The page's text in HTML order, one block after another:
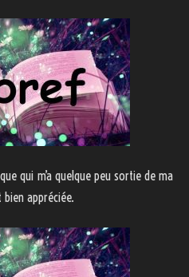
qui m’a quelque peu sortie de ma
appréciée.